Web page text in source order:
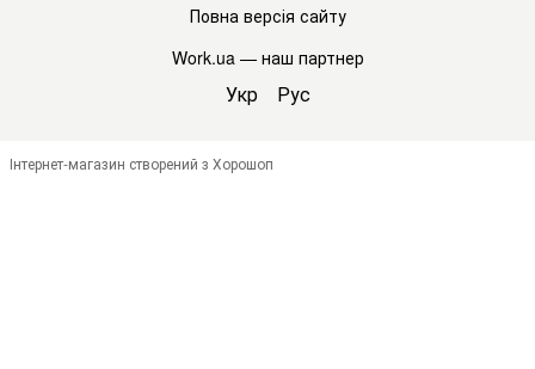
Повна версія сайту
Work.ua — наш партнер
Укр Рус
Інтернет-магазин створений з Хорошоп